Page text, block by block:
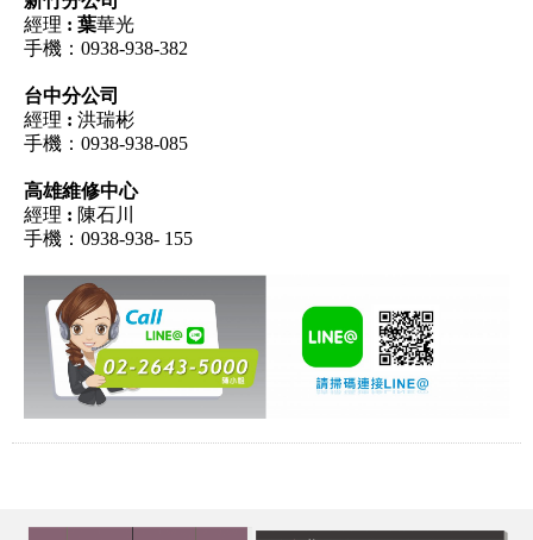
經理 : 葉華光
手機：0938-938-382
台中分公司
經理 : 洪瑞彬
手機：0938-938-085
高雄維修中心
經理 : 陳石川
手機：0938-938- 155